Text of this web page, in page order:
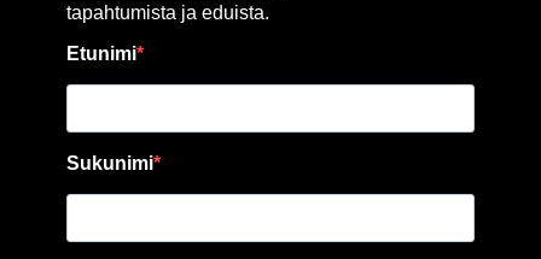
tapahtumista ja eduista.
Etunimi
Sukunimi